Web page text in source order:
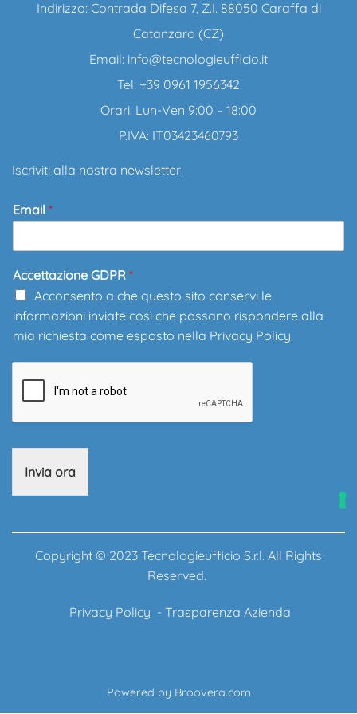
Indirizzo: Contrada Difesa 7, Z.I. 88050 Caraffa di
Catanzaro (CZ)
Email: info@tecnologieufficio.it
Tel: +39 0961 1956342
Orari: Lun-Ven 9:00 – 18:00
P.IVA: IT03423460793
Iscriviti alla nostra newsletter!
Email *
Accettazione GDPR *
Acconsento a che questo sito conservi le
informazioni inviate così che possano rispondere alla
mia richiesta come esposto nella Privacy Policy
Invia ora
Copyright © 2023 Tecnologieufficio S.r.l. All Rights
Reserved.
Privacy Policy - Trasparenza Azienda
Powered by Broovera.com